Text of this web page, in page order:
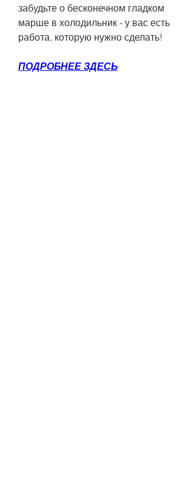
забудьте о бесконечном гладком
марше в холодильник - у вас есть
работа, которую нужно сделать!
ПОДРОБНЕЕ ЗДЕСЬ